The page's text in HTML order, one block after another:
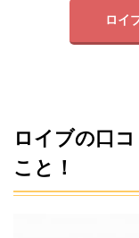
ロイ
ロイブの口
こと！